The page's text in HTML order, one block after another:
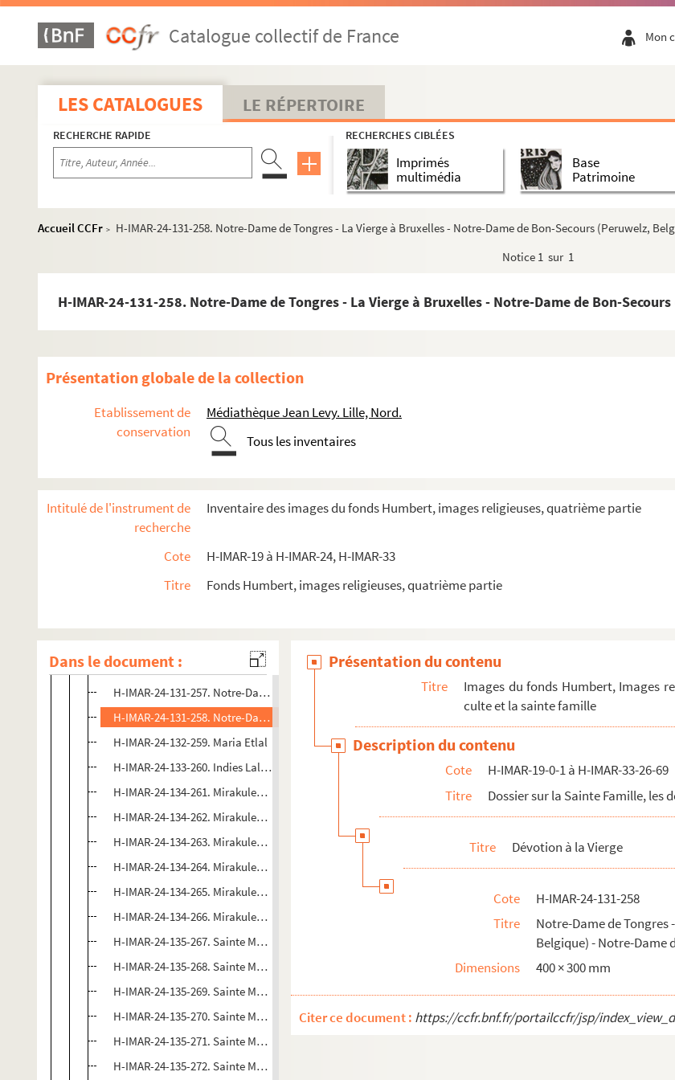
Catalogue collectif de France Mon
LES CATALOGUES LE RÉPERTOIRE
RECHERCHE RAPIDE RECHERCHES CIBLÉES
Imprimés
multimédia
Base
Patrimoine
Accueil CCFr >
H-IMAR-24-131-258. Notre-Dame de Tongres - La Vierge à Bruxelles - Notre-Dame de Bon-Secours (Peruwelz,
Notice 1 sur 1
H-IMAR-24-131-258. Notre-Dame de Tongres - La Vierge à Bruxelles - Notre-Dame de Bon-
Présentation globale de la collection
Etablissement de
conservation
Médiathèque Jean Levy. Lille, Nord.
Tous les inventaires
Intitulé de l'instrument de
recherche
Inventaire des images du fonds Humbert, images religieuses, quatrième partie
Cote
H-IMAR-19 à H-IMAR-24, H-IMAR-33
Titre
Fonds Humbert, images religieuses, quatrième partie
Dans le document :
H-IMAR-24-121-231. La Vierge de lost Desaurparades
H-IMAR-24-122-232. Ici reposent les balles de Notre-Dame de Hall
H-IMAR-24-122-233. Ici reposent les balles de Notre-Dame de Hall
H-IMAR-24-123-234. Ici reposent les balles de Notre-Dame de Hall
H-IMAR-24-123-235. Ici reposent les balles de Notre-Dame de Hall
H-IMAR-24-124-236. Notre-Dame de Bon-Secours
H-IMAR-24-126-241. Notre-Dame de Tongres (image miraculeuse apportée par les anges le 02.02.1081)
H-IMAR-24-127-244. Notre-Dame de Seez - Notre-Dame de Holme
H-IMAR-24-129-246. Notre-Dame …
H-IMAR-24-129-247. Notre-Dame …
H-IMAR-24-129-249. Notre-Dame …
H-IMAR-24-130-250. Notre-Dame de Hall
H-IMAR-24-131-253. Notre-Dame de Tongres - La Vierge à Bruxelles - Notre-Dame de Bon-Secours (Peruwelz,
H-IMAR-24-131-255. Notre-Dame de Tongres - La Vierge à Bruxelles - Notre-Dame de Bon-Secours (Peruwelz,
H-IMAR-24-131-256. Notre-Dame de Tongres - La Vierge à Bruxelles - Notre-Dame de Bon-Secours (Peruwelz,
H-IMAR-24-131-257. Notre-Dame de Tongres - La Vierge à Bruxelles - Notre-Dame de Bon-Secours (Peruwelz,
H-IMAR-24-131-258. Notre-Dame de Tongres - La Vierge à Bruxelles - Notre-Dame de Bon-Secours (Peruwelz,
H-IMAR-24-132-259. Maria Etlal
H-IMAR-24-133-260. Indies Lale Dage Lycix
H-IMAR-24-134-261. Mirakuleas Beeld
H-IMAR-24-134-262. Mirakuleas Beeld
H-IMAR-24-134-263. Mirakuleas Beeld
H-IMAR-24-134-264. Mirakuleas Beeld
H-IMAR-24-134-265. Mirakuleas Beeld
H-IMAR-24-134-266. Mirakuleas Beeld
H-IMAR-24-135-267. Sainte Marie de Passan
H-IMAR-24-135-268. Sainte Marie de Passan
H-IMAR-24-135-269. Sainte Marie de Passan
H-IMAR-24-135-270. Sainte Marie de Passan
H-IMAR-24-135-271. Sainte Marie de Passan
H-IMAR-24-135-272. Sainte Marie de Passan
Présentation du contenu
Titre
Images du fonds Humbert, Images
culte et la sainte famille
Description du contenu
Cote
H-IMAR-19-0-1 à H-IMAR-33-26-69
Titre
Dossier sur la Sainte Famille, les
Titre Dévotion à la Vierge
Cote
H-IMAR-24-131-258
Titre
Notre-Dame de Tongres
Belgique) - Notre-Dame
Dimensions
400 × 300 mm
Citer ce document : https://ccfr.bnf.fr/portailccfr/jsp/